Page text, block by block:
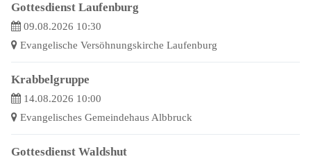
Gottesdienst Laufenburg
09.08.2026 10:30
Evangelische Versöhnungskirche Laufenburg
Krabbelgruppe
14.08.2026 10:00
Evangelisches Gemeindehaus Albbruck
Gottesdienst Waldshut